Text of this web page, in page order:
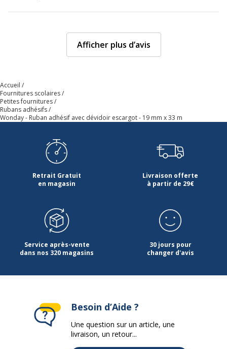
Afficher plus d’avis
Accueil
Fournitures scolaires
Petites fournitures
Rubans adhésifs
Wonday - Ruban adhésif avec dévidoir escargot - 19 mm x 33 m
Retrait Gratuit
en magasin
Livraison offerte
à partir de 29€
Service après-vente
dans nos 320 magasins
30 jours pour
changer d'avis
Besoin d’Aide ?
Une question sur un article, une
livraison, un retour...